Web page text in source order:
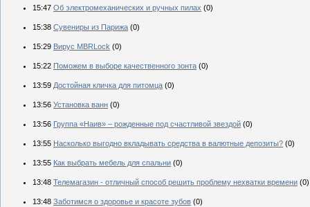
15:47 Об электромеханических и ручных пилах (0)
15:38 Сувениры из Парижа (0)
15:29 Вирус MBRLock (0)
15:22 Поможем в выборе качественного зонта (0)
13:59 Достойная кличка для питомца (0)
13:56 Установка ванн (0)
13:56 Группа «Наив» – рожденные под счастливой звездой (0)
13:55 Насколько выгодно вкладывать средства в валютные депозиты? (0)
13:55 Как выбрать мебель для спальни (0)
13:48 Телемагазин - отличный способ решить проблему нехватки времени (0)
13:48 Заботимся о здоровье и красоте зубов (0)